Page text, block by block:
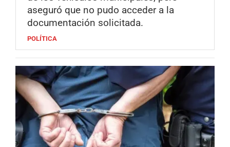
aseguró que no pudo acceder a la
documentación solicitada.
POLÍTICA